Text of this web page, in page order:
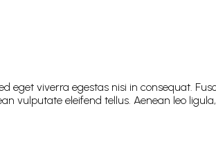
eget viverra egestas nisi in consequat.
vulputate eleifend tellus. Aenean leo